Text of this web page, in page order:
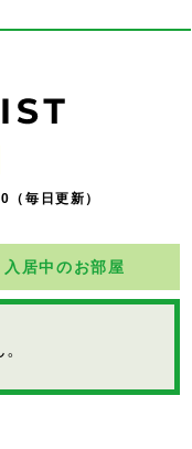
毎日更新）
入居中のお部屋